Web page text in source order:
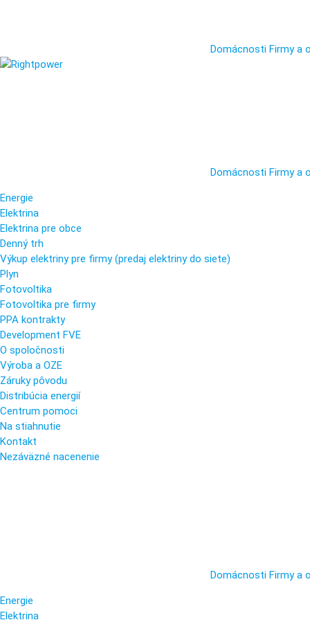
Domácnosti Firmy a
Domácnosti Firmy a
Energie
Elektrina
Elektrina pre obce
Denný trh
Výkup elektriny pre firmy (predaj elektriny do siete)
Plyn
Fotovoltika
Fotovoltika pre firmy
PPA kontrakty
Development FVE
O spoločnosti
Výroba a OZE
Záruky pôvodu
Distribúcia energií
Centrum pomoci
Na stiahnutie
Kontakt
Nezáväzné nacenenie
Domácnosti Firmy a
Energie
Elektrina